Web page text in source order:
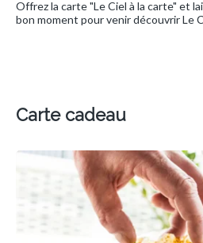
Offrez la carte "Le Ciel à la carte" et
bon moment pour venir découvrir Le
Carte cadeau